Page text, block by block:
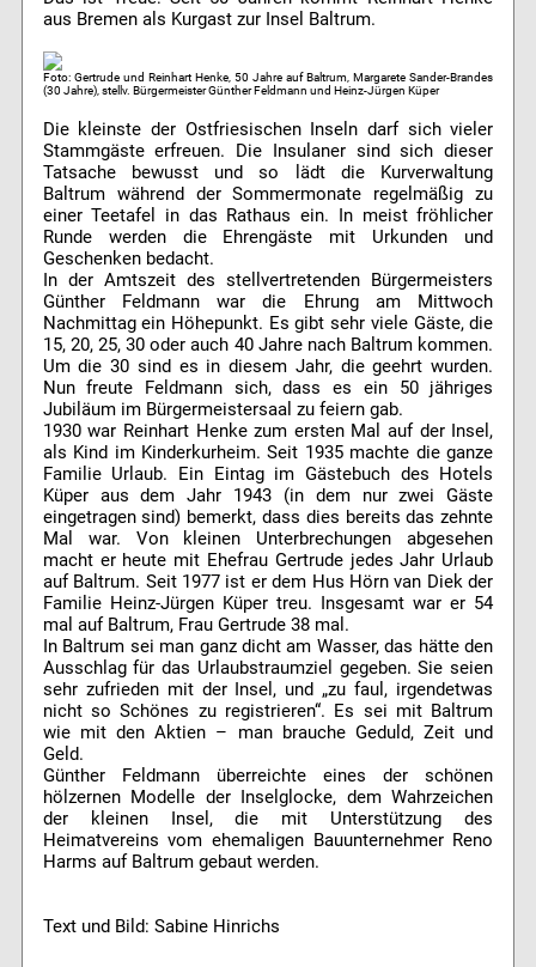
aus Bremen als Kurgast zur Insel Baltrum.
Foto: Gertrude und Reinhart Henke, 50 Jahre auf Baltrum, Margarete Sander-Brandes
(30 Jahre), stellv. Bürgermeister Günther Feldmann und Heinz-Jürgen Küper
Die kleinste der Ostfriesischen Inseln darf sich vieler
Stammgäste erfreuen. Die Insulaner sind sich dieser
Tatsache bewusst und so lädt die Kurverwaltung
Baltrum während der Sommermonate regelmäßig zu
einer Teetafel in das Rathaus ein. In meist fröhlicher
Runde werden die Ehrengäste mit Urkunden und
Geschenken bedacht.
In der Amtszeit des stellvertretenden Bürgermeisters
Günther Feldmann war die Ehrung am Mittwoch
Nachmittag ein Höhepunkt. Es gibt sehr viele Gäste, die
15, 20, 25, 30 oder auch 40 Jahre nach Baltrum kommen.
Um die 30 sind es in diesem Jahr, die geehrt wurden.
Nun freute Feldmann sich, dass es ein 50 jähriges
Jubiläum im Bürgermeistersaal zu feiern gab.
1930 war Reinhart Henke zum ersten Mal auf der Insel,
als Kind im Kinderkurheim. Seit 1935 machte die ganze
Familie Urlaub. Ein Eintag im Gästebuch des Hotels
Küper aus dem Jahr 1943 (in dem nur zwei Gäste
eingetragen sind) bemerkt, dass dies bereits das zehnte
Mal war. Von kleinen Unterbrechungen abgesehen
macht er heute mit Ehefrau Gertrude jedes Jahr Urlaub
auf Baltrum. Seit 1977 ist er dem Hus Hörn van Diek der
Familie Heinz-Jürgen Küper treu. Insgesamt war er 54
mal auf Baltrum, Frau Gertrude 38 mal.
In Baltrum sei man ganz dicht am Wasser, das hätte den
Ausschlag für das Urlaubstraumziel gegeben. Sie seien
sehr zufrieden mit der Insel, und „zu faul, irgendetwas
nicht so Schönes zu registrieren“. Es sei mit Baltrum
wie mit den Aktien – man brauche Geduld, Zeit und
Geld.
Günther Feldmann überreichte eines der schönen
hölzernen Modelle der Inselglocke, dem Wahrzeichen
der kleinen Insel, die mit Unterstützung des
Heimatvereins vom ehemaligen Bauunternehmer Reno
Harms auf Baltrum gebaut werden.
Text und Bild: Sabine Hinrichs